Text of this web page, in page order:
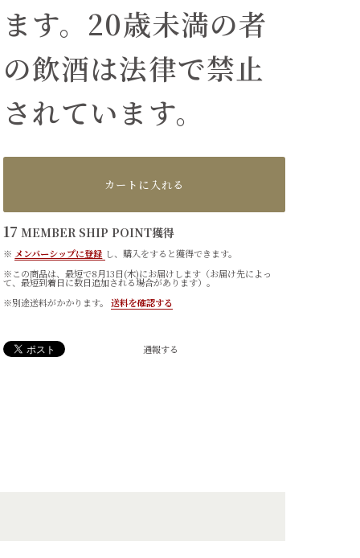
ます。20歳未満の者
の飲酒は法律で禁止
されています。
カートに入れる
17 MEMBER SHIP POINT獲得
※ メンバーシップに登録 し、購入をすると獲得できます。
※この商品は、最短で8月13日(木)にお届けします（お届け先によっ
て、最短到着日に数日追加される場合があります）。
※別途送料がかかります。
送料を確認する
通報する